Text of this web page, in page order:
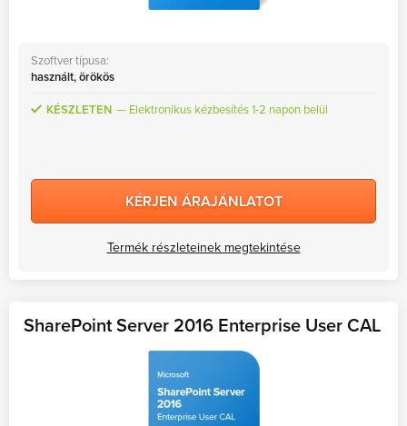
Szoftver típusa:
használt, örökös
KÉSZLETEN Elektronikus kézbesítés 1-2 napon belül
KÉRJEN ÁRAJÁNLATOT
Termék részleteinek megtekintése
SharePoint Server 2016 Enterprise User CAL